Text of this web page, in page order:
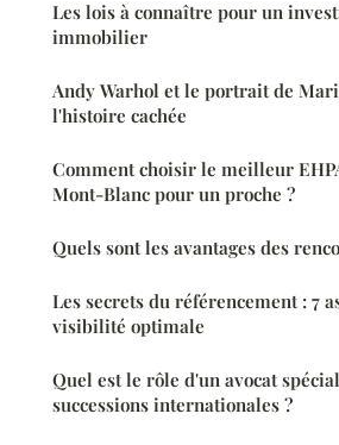
Les lois à connaître pour un
immobilier
Andy Warhol et le portrait de
l'histoire cachée
Comment choisir le meilleur
Mont-Blanc pour un proche ?
Quels sont les avantages des
Les secrets du référencement : 7
visibilité optimale
Quel est le rôle d'un avocat
successions internationales ?